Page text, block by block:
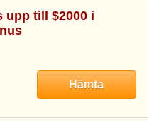
upp till $2000 i
Hämta